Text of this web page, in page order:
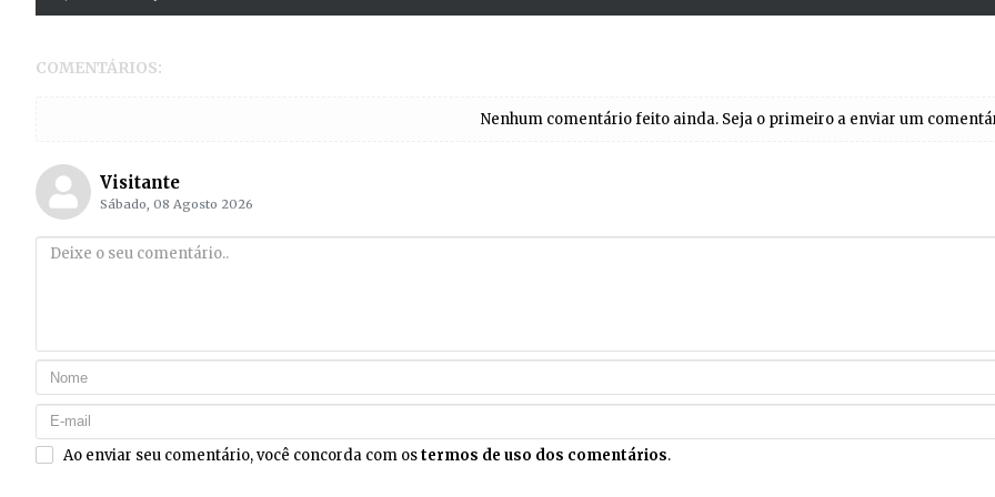
COMENTÁRIOS:
Nenhum comentário feito ainda. Seja o primeiro a enviar um
Visitante
Sábado, 08 Agosto 2026
Ao enviar seu comentário, você concorda com ostermos de uso dos comentários.